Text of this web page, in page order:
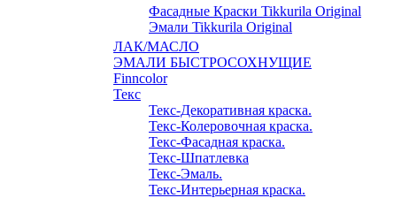
Фасадные Краски Tikkurila Original
Эмали Tikkurila Original
ЛАК/МАСЛО
ЭМАЛИ БЫСТРОСОХНУЩИЕ
Finncolor
Текс
Текс-Декоративная краска.
Текс-Колеровочная краска.
Текс-Фасадная краска.
Текс-Шпатлевка
Текс-Эмаль.
Текс-Интерьерная краска.